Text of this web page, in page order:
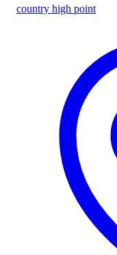
country high point